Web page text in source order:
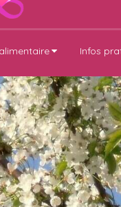
Infos